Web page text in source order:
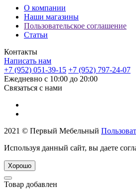
О компании
Наши магазины
Пользовательское соглашение
Статьи
Контакты
Написать нам
+7 (952) 051-39-15 +7 (952) 797-24-07
Ежедневно с 10:00 до 20:00
Связаться с нами
2021 © Первый Мебельный
Используя данный сайт, вы даете
Хорошо
Товар добавлен